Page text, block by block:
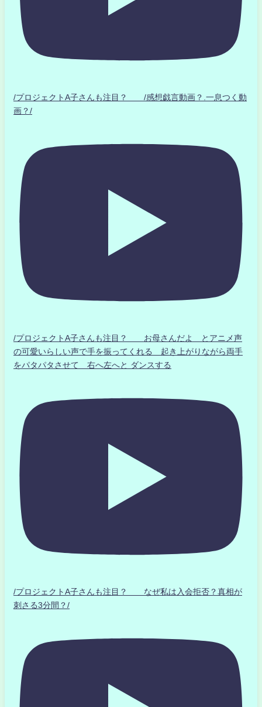
/プロジェクトA子さんも注目？ /感想戯言動画？.一息つく動
画？/
/プロジェクトA子さんも注目？ お母さんだよ とアニメ声
の可愛いらしい声で手を振ってくれる 起き上がりながら両手
をパタパタさせて 右へ左へと ダンスする
/プロジェクトA子さんも注目？ なぜ私は入会拒否？真相が
刺さる3分間？/